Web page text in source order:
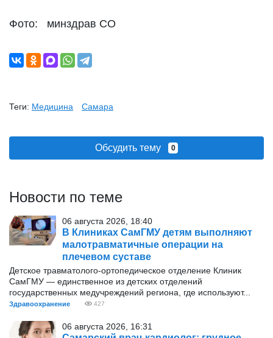
Фото: минздрав СО
Теги: Медицина Самара
Обсудить тему 0
Новости по теме
06 августа 2026, 18:40
В Клиниках СамГМУ детям выполняют
малотравматичные операции на
плечевом суставе
Детское травматолого-ортопедическое отделение Клиник
СамГМУ — единственное из детских отделений
государственных медучреждений региона, где используют...
Здравоохранение 427
06 августа 2026, 16:31